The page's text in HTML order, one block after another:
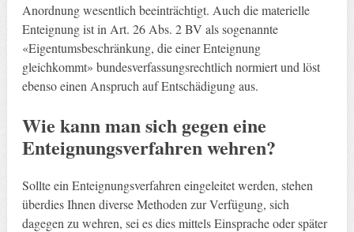
Anordnung wesentlich beeinträchtigt. Auch die materielle
Enteignung ist in Art. 26 Abs. 2 BV als sogenannte
«Eigentumsbeschränkung, die einer Enteignung
gleichkommt» bundesverfassungsrechtlich normiert und löst
ebenso einen Anspruch auf Entschädigung aus.
Wie kann man sich gegen eine
Enteignungsverfahren wehren?
Sollte ein Enteignungsverfahren eingeleitet werden, stehen
überdies Ihnen diverse Methoden zur Verfügung, sich
dagegen zu wehren, sei es dies mittels Einsprache oder später